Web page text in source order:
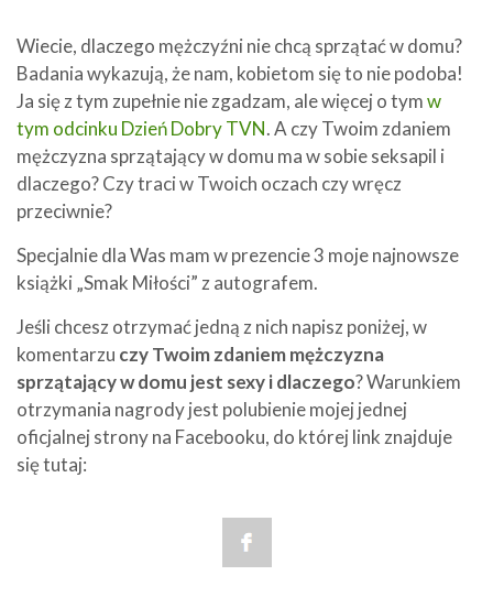
Wiecie, dlaczego mężczyźni nie chcą sprzątać w domu?
Badania wykazują, że nam, kobietom się to nie podoba!
Ja się z tym zupełnie nie zgadzam, ale więcej o tymw
tym odcinku Dzień Dobry TVN. A czy Twoim zdaniem
mężczyzna sprzątający w domu ma w sobie seksapil i
dlaczego? Czy traci w Twoich oczach czy wręcz
przeciwnie?
Specjalnie dla Was mam w prezencie 3 moje najnowsze
książki „Smak Miłości” z autografem.
Jeśli chcesz otrzymać jedną z nich napisz poniżej, w
komentarzu czy Twoim zdaniem mężczyzna
sprzątający w domu jest sexy i dlaczego? Warunkiem
otrzymania nagrody jest polubienie mojej jednej
oficjalnej strony na Facebooku, do której link znajduje
się tutaj: